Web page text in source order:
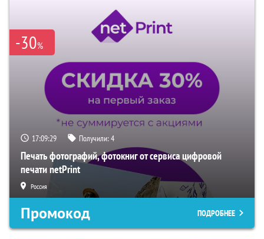
-30%
17:09:29 Получили:4
Печать фотографий, фотокниг от сервиса цифровой
печати netPrint
Россия
Промокод ПОДРОБНЕЕ